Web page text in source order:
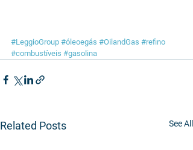
#LeggioGroup #óleoegás #OilandGas #refino
#combustíveis #gasolina
Related Posts See All